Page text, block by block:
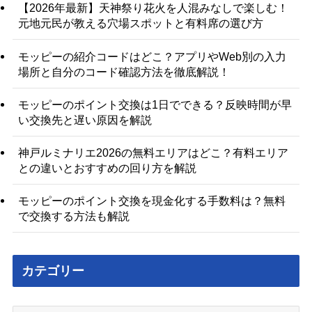
【2026年最新】天神祭り花火を人混みなしで楽しむ！
元地元民が教える穴場スポットと有料席の選び方
モッピーの紹介コードはどこ？アプリやWeb別の入力
場所と自分のコード確認方法を徹底解説！
モッピーのポイント交換は1日でできる？反映時間が早
い交換先と遅い原因を解説
神戸ルミナリエ2026の無料エリアはどこ？有料エリア
との違いとおすすめの回り方を解説
モッピーのポイント交換を現金化する手数料は？無料
で交換する方法も解説
カテゴリー